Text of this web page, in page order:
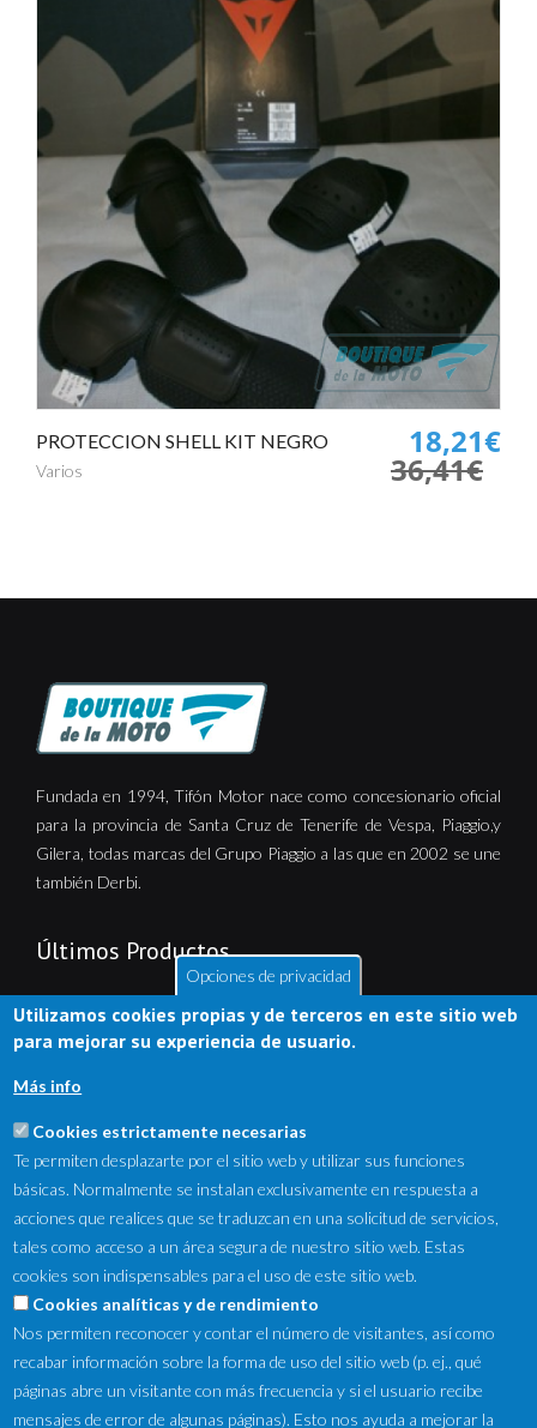
PROTECCION SHELL KIT NEGRO
Varios
18,21€
36,41€
Fundada en 1994, Tifón Motor nace como concesionario oficial
para la provincia de Santa Cruz de Tenerife de Vespa, Piaggio,y
Gilera, todas marcas del Grupo Piaggio a las que en 2002 se une
también Derbi.
Últimos Productos
NewsLetter
Opciones de privacidad
Utilizamos cookies propias y de terceros en este sitio web
para mejorar su experiencia de usuario.
Más info
Cookies estrictamente necesarias
Te permiten desplazarte por el sitio web y utilizar sus funciones
básicas. Normalmente se instalan exclusivamente en respuesta a
acciones que realices que se traduzcan en una solicitud de servicios,
tales como acceso a un área segura de nuestro sitio web. Estas
cookies son indispensables para el uso de este sitio web.
Cookies analíticas y de rendimiento
Nos permiten reconocer y contar el número de visitantes, así como
recabar información sobre la forma de uso del sitio web (p. ej., qué
páginas abre un visitante con más frecuencia y si el usuario recibe
mensajes de error de algunas páginas). Esto nos ayuda a mejorar la